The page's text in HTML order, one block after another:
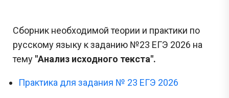
Сборник необходимой теории и практики по
русскому языку к заданию №23 ЕГЭ 2026 на
тему "Анализ исходного текста".
Практика для задания № 23 ЕГЭ 2026